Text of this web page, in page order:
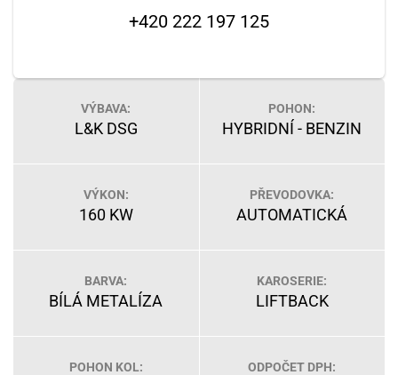
+420 222 197 125
VÝBAVA:
L&K DSG
POHON:
HYBRIDNÍ - BENZIN
VÝKON:
160 KW
PŘEVODOVKA:
AUTOMATICKÁ
BARVA:
BÍLÁ METALÍZA
KAROSERIE:
LIFTBACK
POHON KOL: ODPOČET DPH: